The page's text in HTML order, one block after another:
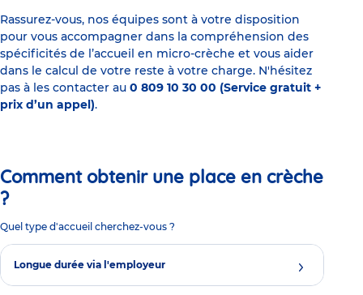
Rassurez-vous, nos équipes sont à votre disposition
pour vous accompagner dans la compréhension des
spécificités de l’accueil en micro-crèche et vous aider
dans le calcul de votre reste à votre charge. N'hésitez
pas à les contacter au 0 809 10 30 00 (Service gratuit +
prix d’un appel).
Comment obtenir une place en crèche
?
Quel type d'accueil cherchez-vous ?
Longue durée via l'employeur